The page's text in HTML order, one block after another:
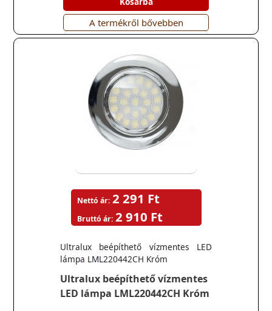
A termékről bővebben
Ultralux beépíthető vízmentes
LED lámpa LML220442CH Króm
Ultralux beépíthető vízmentes LED
lámpa LML220442CH Króm
Nettó ár: 2 291 Ft
Bruttó ár: 2 910 Ft